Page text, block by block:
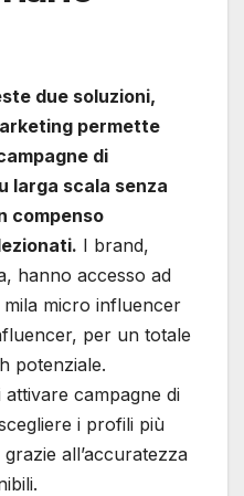
due soluzioni,
permette
di
larga scala senza
compenso
I brand,
hanno accesso ad
mila micro influencer
per un totale
potenziale.
attivare campagne di
i profili più
all’accuratezza